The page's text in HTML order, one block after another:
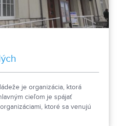
je organizácia, ktorá
cieľom je spájať
ktoré sa venujú